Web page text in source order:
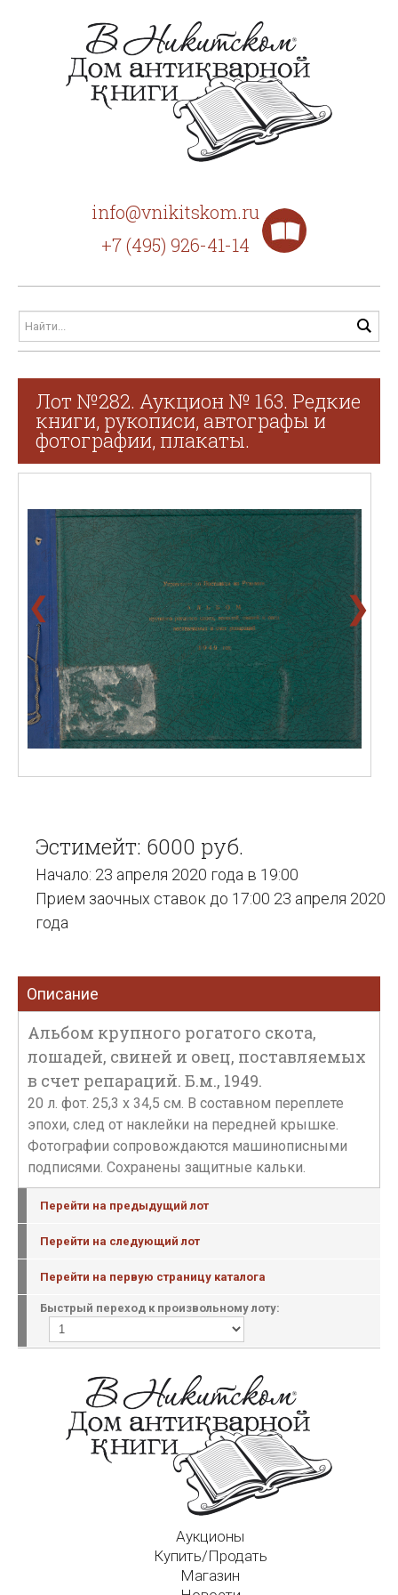
info@vnikitskom.ru
+7 (495) 926-41-14
Лот №282. Аукцион № 163. Редкие
книги, рукописи, автографы и
фотографии, плакаты.
❮ ❯
Эстимейт: 6000 руб.
Начало: 23 апреля 2020 года в 19:00
Прием заочных ставок до 17:00 23 апреля 2020
года
Описание
Альбом крупного рогатого скота,
лошадей, свиней и овец, поставляемых
в счет репараций. Б.м., 1949.
20 л. фот. 25,3 х 34,5 см. В составном переплете
эпохи, след от наклейки на передней крышке.
Фотографии сопровождаются машинописными
подписями. Сохранены защитные кальки.
Перейти на предыдущий лот
Перейти на следующий лот
Перейти на первую страницу каталога
Быстрый переход к произвольному лоту:
Аукционы
Купить/Продать
Магазин